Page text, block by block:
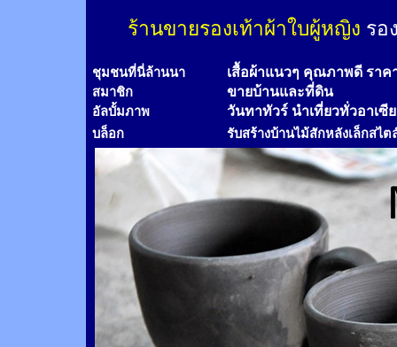
ร้านขายรองเท้าผ้าใบผู้หญิง รอ
ชุมชนที่นี่ล้านนา เสื้อผ้าแนวๆ คุณภาพดี ราค
สมาชิก ขายบ้านและที่ดิน
อัลบั้มภาพ วันทาทัวร์ นำเที่ยวทั่วอาเซี
บล็อก รับสร้างบ้านไม้สักหลังเล็กสไต